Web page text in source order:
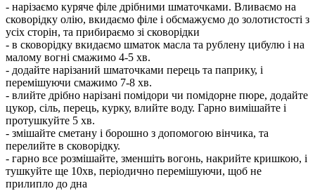
- нарізаємо куряче філе дрібними шматочками. Вливаємо на
сковорідку олію, вкидаємо філе і обсмажуємо до золотистості з
усіх сторін, та прибираємо зі сковорідки
- в сковорідку вкидаємо шматок масла та рублену цибулю і на
малому вогні смажимо 4-5 хв.
- додайте нарізаний шматочками перець та паприку, і
перемішуючи смажимо 7-8 хв.
- влийте дрібно нарізані помідори чи помідорне пюре, додайте
цукор, сіль, перець, курку, влийте воду. Гарно вимішайте і
протушкуйте 5 хв.
- змішайте сметану і борошно з допомогою вінчика, та
перелийте в сковорідку.
- гарно все розмішайте, зменшіть вогонь, накрийте кришкою, і
тушкуйте ще 10хв, періодично перемішуючи, щоб не
прилипло до дна